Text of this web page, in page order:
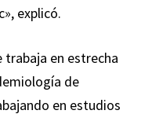
explicó.
en estrecha
de
en estudios